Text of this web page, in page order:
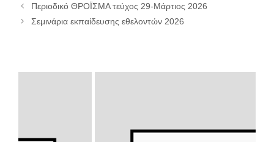
Περιοδικό ΘΡΟΪΣΜΑ τεύχος 29-Μάρτιος 2026
Σεμινάρια εκπαίδευσης εθελοντών 2026